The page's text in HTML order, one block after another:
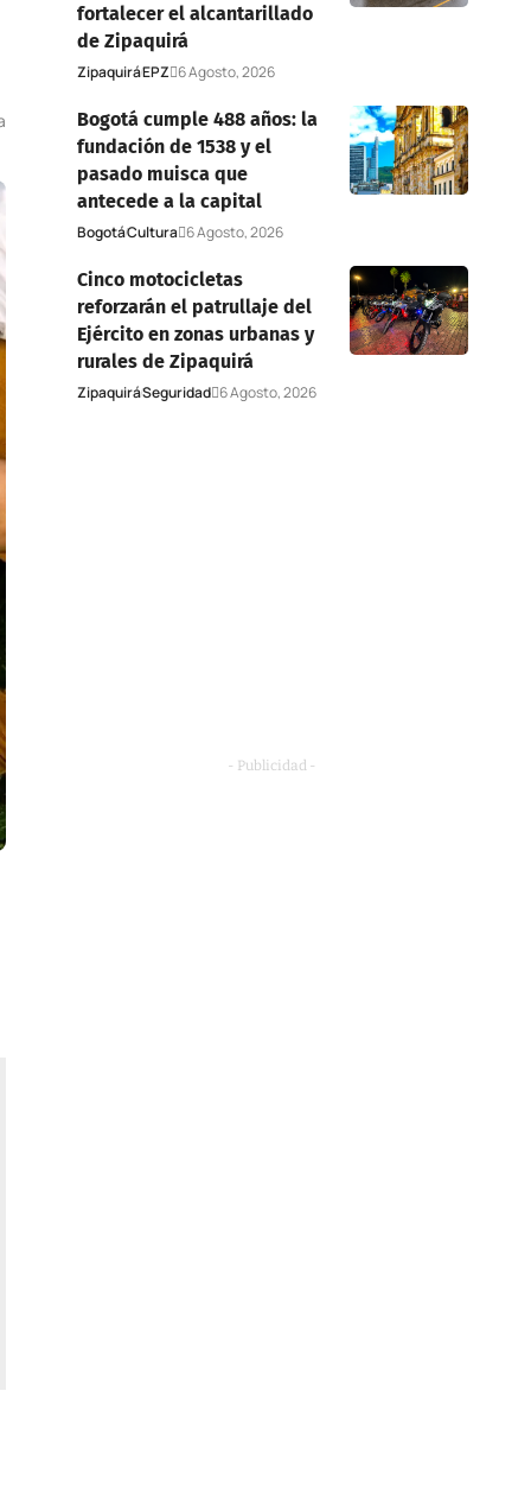
fortalecer el alcantarillado
de Zipaquirá
ZipaquiráEPZ 6 Agosto, 2026
Bogotá cumple 488 años: la
fundación de 1538 y el
pasado muisca que
antecede a la capital
BogotáCultura 6 Agosto, 2026
Cinco motocicletas
reforzarán el patrullaje del
Ejército en zonas urbanas y
rurales de Zipaquirá
ZipaquiráSeguridad 6 Agosto, 2026
- Publicidad -